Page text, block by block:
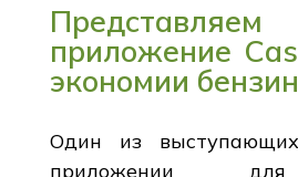
Представляем
приложение
экономии
Один из
приложении